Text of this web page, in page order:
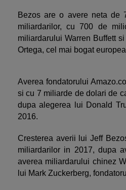
Bezos are o avere neta de
miliardarilor, cu 700 de
miliardarului Warren Buffett
Ortega, cel mai bogat
Averea fondatorului
si cu 7 miliarde de dolari de
dupa alegerea lui Donald
2016.
Cresterea averii lui Jeff
miliardarilor in 2017, dupa
averea miliardarului chinez
lui Mark Zuckerberg,